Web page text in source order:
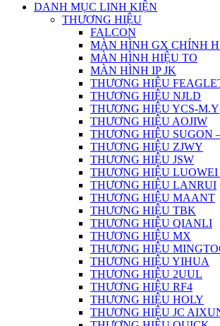
DANH MỤC LINH KIỆN
THƯƠNG HIỆU
FALCON
MÀN HÌNH GX CHÍNH
MÀN HÌNH HIỆU TO
MÀN HÌNH IP JK
THƯƠNG HIỆU
THƯƠNG HIỆU NJLD
THƯƠNG HIỆU YCS-M.Y
THƯƠNG HIỆU AOJIW
THƯƠNG HIỆU SUGON
THƯƠNG HIỆU ZJWY
THƯƠNG HIỆU JSW
THƯƠNG HIỆU LUOWEI
THƯƠNG HIỆU LANRUI
THƯƠNG HIỆU MAANT
THƯƠNG HIỆU TBK
THƯƠNG HIỆU QIANLI
THƯƠNG HIỆU MX
THƯƠNG HIỆU
THƯƠNG HIỆU YIHUA
THƯƠNG HIỆU 2UUL
THƯƠNG HIỆU RF4
THƯƠNG HIỆU HOLY
THƯƠNG HIỆU JC